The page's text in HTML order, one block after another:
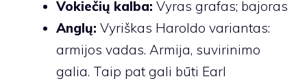
Vokiečių kalba: Vyras grafas; bajoras
Anglų: Vyriškas Haroldo variantas:
armijos vadas. Armija, suvirinimo
galia. Taip pat gali būti Earl